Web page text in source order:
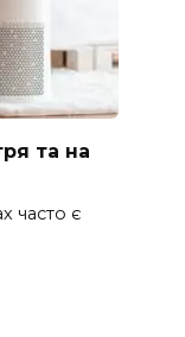
та на
часто є